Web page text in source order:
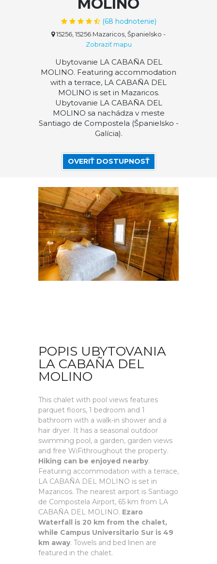
MOLINO
(68 hodnotenie)
15256, 15256 Mazaricos, Španielsko -
Zobraziť mapu
Ubytovanie LA CABAÑA DEL
MOLINO. Featuring accommodation
with a terrace, LA CABAÑA DEL
MOLINO is set in Mazaricos.
Ubytovanie LA CABAÑA DEL
MOLINO sa nachádza v meste
Santiago de Compostela (Španielsko -
Galícia).
OVERIŤ DOSTUPNOSŤ
POPIS UBYTOVANIA
LA CABAÑA DEL
MOLINO
This chalet with pool views features
parquet floors, 1 bedroom and 1
bathroom with a walk-in shower and a
hair dryer. It has a seasonal outdoor
swimming pool, a garden, garden views
and free WiFithroughout the property.
Hiking can be enjoyed nearby.
Featuring accommodation with a terrace,
LA CABAÑA DEL MOLINO is set in
Mazaricos. The nearest airport is Santiago
de Compostela Airport, 65 km from LA
CABAÑA DEL MOLINO. Ezaro
Waterfall is 20 km from the chalet,
while Campus Universitario Sur is 49
km away. Towels and bed linen are
featured in the chalet.